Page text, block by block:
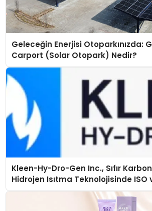
Geleceğin Enerjisi Otoparkınızda:
Carport (Solar Otopark) Nedir?
Kleen-Hy-Dro-Gen Inc., Sıfır
Hidrojen Isıtma Teknolojisinde ISO
Düzenleyici Onaylarını Aldı